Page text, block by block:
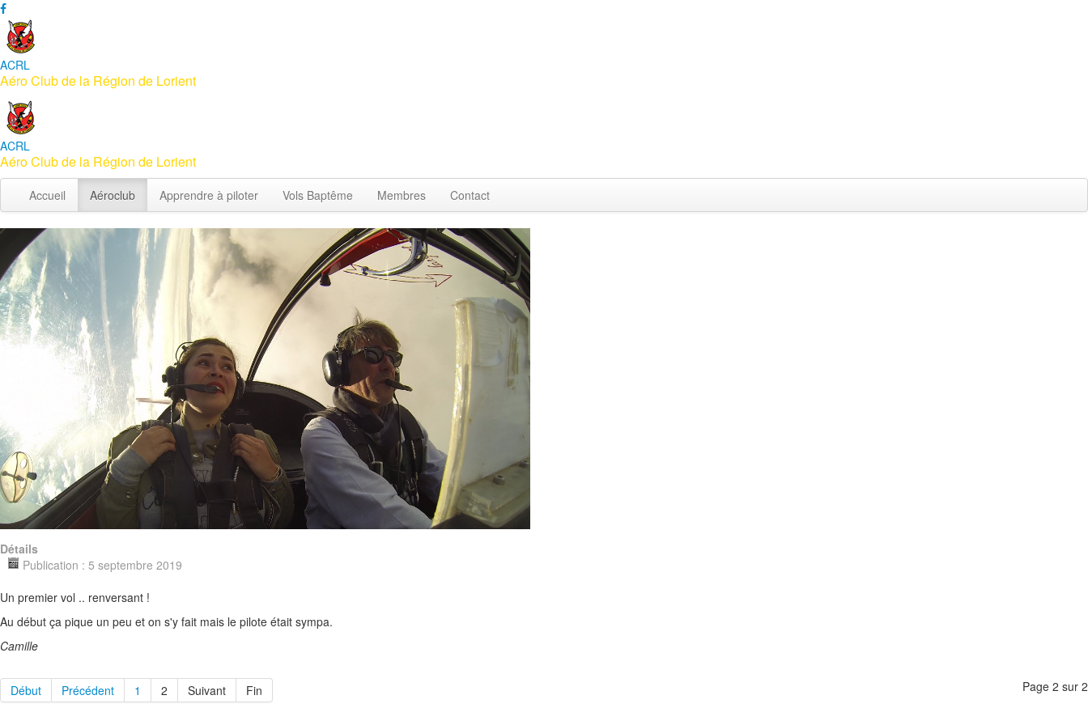
ACRL
Aéro Club de la Région de Lorient
ACRL
Aéro Club de la Région de Lorient
Accueil Aéroclub Apprendre à piloter Vols Baptême Membres Contact
Détails
Publication : 5 septembre 2019
Un premier vol .. renversant !
Au début ça pique un peu et on s'y fait mais le pilote était sympa.
Camille
Page 2 sur 2
Début Précédent 1 2 Suivant Fin